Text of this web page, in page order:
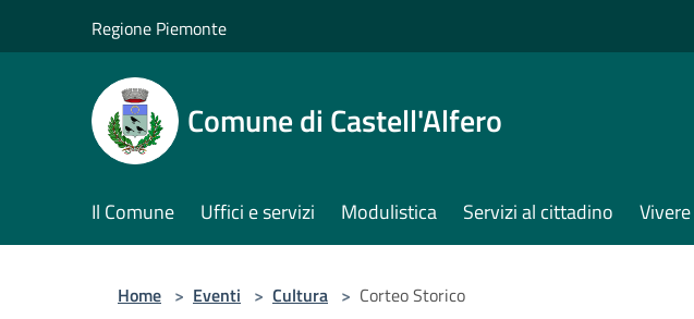
Regione Piemonte
Comune di Castell'Alfero
Il Comune Uffici e servizi Modulistica Servizi al cittadino
Home > Eventi > Cultura > Corteo Storico